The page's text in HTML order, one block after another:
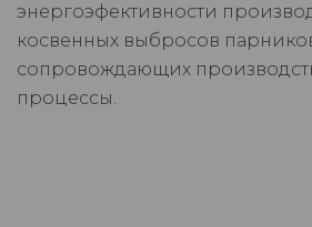
энергоэфективности
косвенных выбросов
сопровождающих
процессы.